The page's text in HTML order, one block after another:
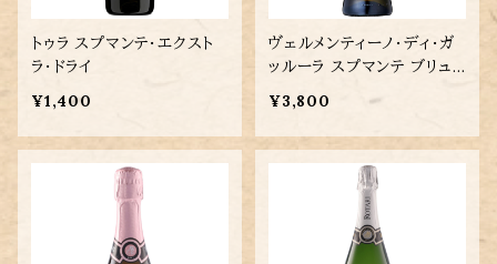
トゥラ スプマンテ・エクスト
ラ・ドライ
¥1,400
ヴェルメンティーノ・ディ・ガ
ッルーラ スプマンテ ブリュッ
¥3,800